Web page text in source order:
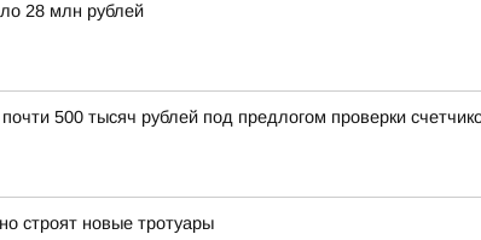
28 млн рублей
500 тысяч рублей под предлогом проверки
строят новые тротуары